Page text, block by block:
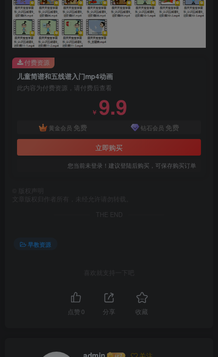
儿童简谱和五线谱入门mp4动画
此内容为付费资源，请付费后查看
￥ 9.9
黄金会员 免费 钻石会员 免费
立即购买
您当前未登录！建议登陆后购买，可保存购买订单
付费资源
版权声明
文章版权归作者所有，未经允许请勿转载。
THE END
早教资源
喜欢就支持一下吧
点赞 0 分享 收藏